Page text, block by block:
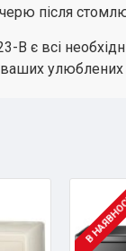
після
є всі
В